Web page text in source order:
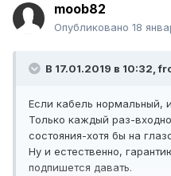
moob82
Опубликовано 18
В 17.01.2019 в 10:32,
Если кабель нормальный,
Только каждый раз-
состояния-хотя бы на
Ну и естественно,
подпишется давать.